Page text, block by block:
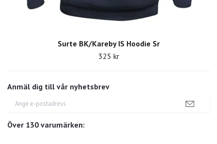
Anmäl dig till vår nyhetsbrev
Över 130 varumärken:
Surte BK/Kareby IS Hoodie Sr
325 kr